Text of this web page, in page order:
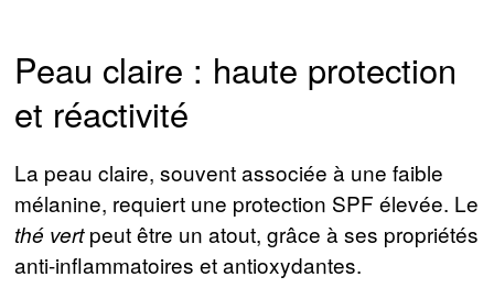
Peau claire : haute protection
et réactivité
La peau claire, souvent associée à une faible
mélanine, requiert une protection SPF élevée. Le
thé vertpeut être un atout, grâce à ses propriétés
anti-inflammatoires et antioxydantes.